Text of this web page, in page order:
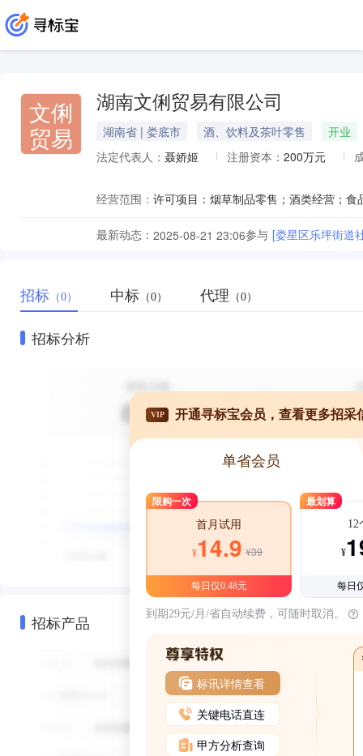
文俐
贸易
湖南文俐贸易有限公司
湖南省 | 娄底市 酒、饮料及茶叶零售
开业
法定代表人： 聂娇姬 注册资本： 200万元
经营范围：
最新动态： 2025-08-21 23:06参与 [娄星区乐坪街道
招标 （0） 中标 （0） 代理 （0）
招标分析
招标产品
VIP 开通寻标宝会员，查看更多招采
单省会员
限购一次
首月试用
¥14.9 ¥39
每日仅0.48元
最划算
12
¥
每日
到期29元/月/省自动续费，可随时取消。
标讯详情查看
关键电话直连
甲方分析查询